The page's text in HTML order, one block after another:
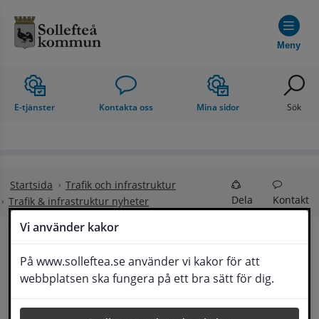
Vi använder kakor
På www.solleftea.se använder vi kakor för att
webbplatsen ska fungera på ett bra sätt för dig.
Meny
E-tjänster Kontakta oss Mina sidor Sök
Startsida
Trafik och infrastruktur
Trafik & infrastruktur nyheter
Dela Kontakt
Över 23 miljoner i stöd
till bredbandsutbyggnad i Sollefteå